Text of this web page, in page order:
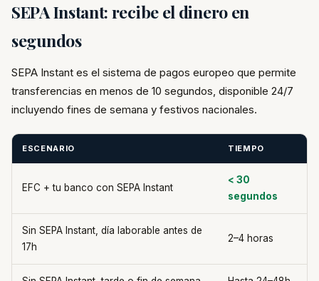
SEPA Instant: recibe el dinero en
segundos
SEPA Instant es el sistema de pagos europeo que permite
transferencias en menos de 10 segundos, disponible 24/7
incluyendo fines de semana y festivos nacionales.
ESCENARIO TIEMPO
EFC + tu banco con SEPA Instant
< 30
segundos
Sin SEPA Instant, día laborable antes de
17h
2–4 horas